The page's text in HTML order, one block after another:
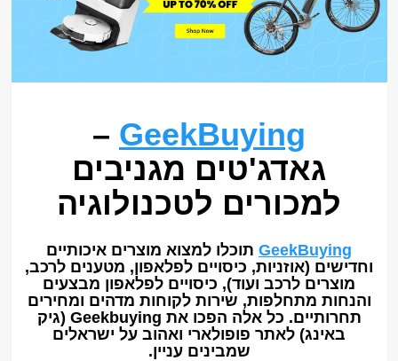
GeekBuying
–
גאדג'טים מגניבים
למכורים לטכנולוגיה
GeekBuying תוכלו למצוא מוצרים איכותיים
וחדישים (אוזניות, כיסויים לפלאפון, מטענים לרכב,
מוצרים לרכב ועוד), כיסויים לפלאפון מבצעים
והנחות מתחלפות, שירות לקוחות מדהים ומחירים
תחרותיים. כל אלה הפכו את Geekbuying (גיק
באינג) לאתר פופולארי ואהוב על ישראלים
שמבינים עניין.